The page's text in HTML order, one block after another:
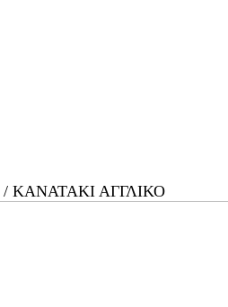
/ ΚΑΝΑΤΑΚΙ ΑΓΓΛΙΚΟ